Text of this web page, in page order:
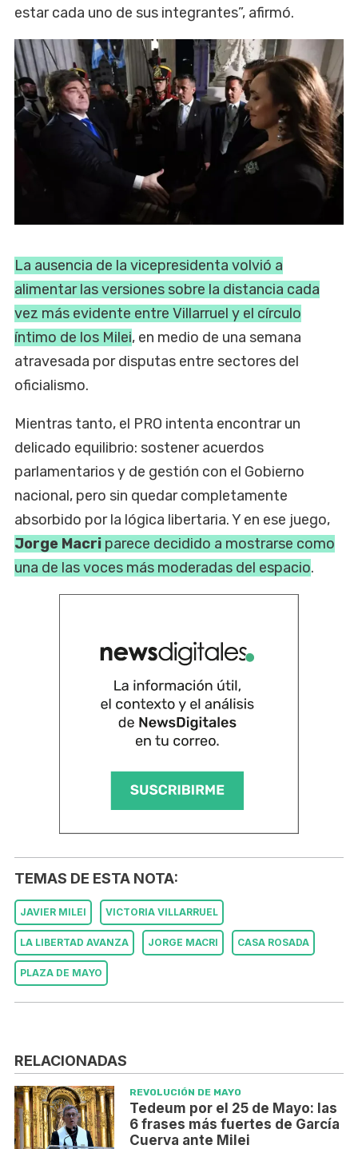
estar cada uno de sus integrantes”, afirmó.
La ausencia de la vicepresidenta volvió a
alimentar las versiones sobre la distancia cada
vez más evidente entre Villarruel y el círculo
íntimo de los Milei, en medio de una semana
atravesada por disputas entre sectores del
oficialismo.
Mientras tanto, el PRO intenta encontrar un
delicado equilibrio: sostener acuerdos
parlamentarios y de gestión con el Gobierno
nacional, pero sin quedar completamente
absorbido por la lógica libertaria. Y en ese juego,
Jorge Macri parece decidido a mostrarse como
una de las voces más moderadas del espacio.
TEMAS DE ESTA NOTA:
JAVIER MILEI VICTORIA VILLARRUEL
LA LIBERTAD AVANZA JORGE MACRI CASA ROSADA
PLAZA DE MAYO
RELACIONADAS
REVOLUCIÓN DE MAYO
Tedeum por el 25 de Mayo: las
6 frases más fuertes de García
Cuerva ante Milei